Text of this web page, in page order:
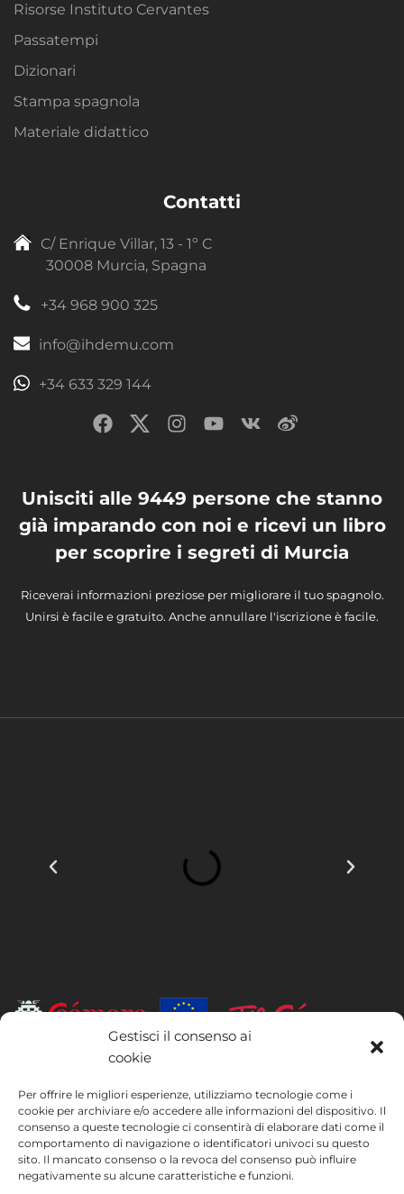
Gestisci il consenso ai
cookie
Per offrire le migliori esperienze, utilizziamo tecnologie come i
cookie per archiviare e/o accedere alle informazioni del dispositivo. Il
consenso a queste tecnologie ci consentirà di elaborare dati come il
comportamento di navigazione o identificatori univoci su questo
sito. Il mancato consenso o la revoca del consenso può influire
negativamente su alcune caratteristiche e funzioni.
Risorse Instituto Cervantes
Passatempi
Dizionari
Stampa spagnola
Materiale didattico
Contatti
C/ Enrique Villar, 13 - 1º C
30008 Murcia, Spagna
+34 968 900 325
info@ihdemu.com
+34 633 329 144
Unisciti alle 9449 persone che stanno
già imparando con noi e ricevi un libro
per scoprire i segreti di Murcia
Riceverai informazioni preziose per migliorare il tuo spagnolo.
Unirsi è facile e gratuito. Anche annullare l'iscrizione è facile.
beneficiaria del Fondo europeo di sviluppo regionale, il cui obiettivo è
migliorare l’utilizzo e la qualità delle tecnologie dell’informazione e
della comunicazione e la loro accessibilità, e grazie al quale ha potuto
implementare le seguenti misure: presenza online tramite la propria
pagina web. Tale misura è stata attuata nel corso del 2020. A questo
scopo, la società è stata supportata dal programma TIC Cámaras,